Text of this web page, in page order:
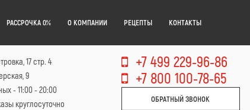
РАССРОЧКА 0% О КОМПАНИИ РЕЦЕПТЫ КОНТАКТЫ
17 стр. 4
9
- 11:00 - 20:00
круглосуточно
+7 499 229-96-86
+7 800 100-78-65
ОБРАТНЫЙ ЗВОНОК